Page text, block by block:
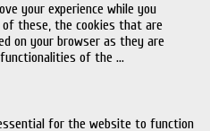
your experience while you
these, the cookies that are
on your browser as they are
of the ...
for the website to function